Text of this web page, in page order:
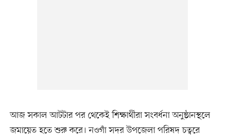
আজ সকাল আটটার পর থেকেই শিক্ষার্থীরা সংবর্ধনা অনুষ্ঠানস্থলে
জমায়েত হতে শুরু করে। নওগাঁ সদর উপজেলা পরিষদ চত্বরে